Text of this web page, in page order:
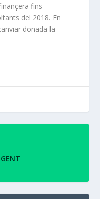
fins
del 2018. En
donada la